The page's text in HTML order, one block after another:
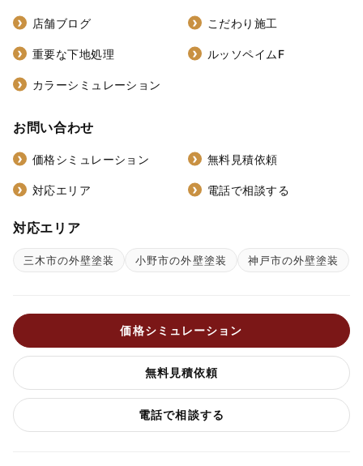
店舗ブログ こだわり施工
重要な下地処理 ルッソペイムF
カラーシミュレーション
お問い合わせ
価格シミュレーション 無料見積依頼
対応エリア 電話で相談する
対応エリア
三木市の外壁塗装 小野市の外壁塗装 神戸市の外壁塗装
価格シミュレーション
無料見積依頼
電話で相談する